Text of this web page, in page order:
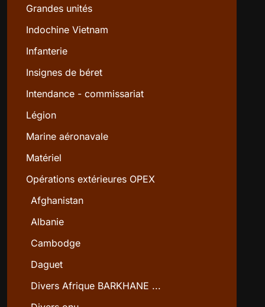
Grandes unités
Indochine Vietnam
Infanterie
Insignes de béret
Intendance - commissariat
Légion
Marine aéronavale
Matériel
Opérations extérieures OPEX
Afghanistan
Albanie
Cambodge
Daguet
Divers Afrique BARKHANE ...